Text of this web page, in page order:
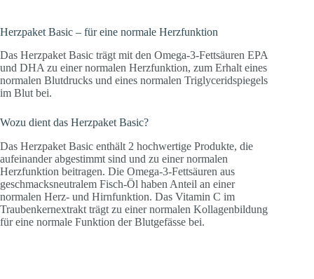
Herzpaket Basic – für eine normale Herzfunktion
Das Herzpaket Basic trägt mit den Omega-3-Fettsäuren EPA
und DHA zu einer normalen Herzfunktion, zum Erhalt eines
normalen Blutdrucks und eines normalen Triglyceridspiegels
im Blut bei.
Wozu dient das Herzpaket Basic?
Das Herzpaket Basic enthält 2 hochwertige Produkte, die
aufeinander abgestimmt sind und zu einer normalen
Herzfunktion beitragen. Die Omega-3-Fettsäuren aus
geschmacksneutralem Fisch-Öl haben Anteil an einer
normalen Herz- und Hirnfunktion. Das Vitamin C im
Traubenkernextrakt trägt zu einer normalen Kollagenbildung
für eine normale Funktion der Blutgefässe bei.